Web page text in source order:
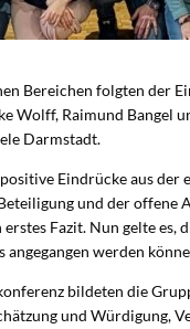
Bereichen folgten der
Wolff, Raimund Bangel
Darmstadt.
Eindrücke aus
und der offene
Fazit. Nun gelte
werden
bildeten die
und Würdigung,